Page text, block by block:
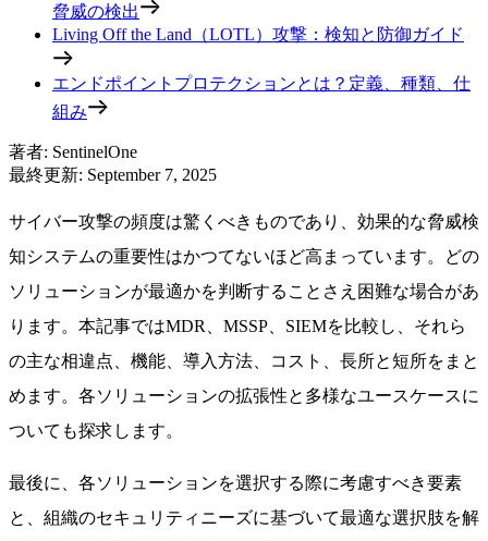
脅威の検出
Living Off the Land（LOTL）攻撃：検知と防御ガイド
エンドポイントプロテクションとは？定義、種類、仕
組み
著者: SentinelOne
最終更新: September 7, 2025
サイバー攻撃の頻度は驚くべきものであり、効果的な脅威検
知システムの重要性はかつてないほど高まっています。どの
ソリューションが最適かを判断することさえ困難な場合があ
ります。本記事ではMDR、MSSP、SIEMを比較し、それら
の主な相違点、機能、導入方法、コスト、長所と短所をまと
めます。各ソリューションの拡張性と多様なユースケースに
ついても探求します。
最後に、各ソリューションを選択する際に考慮すべき要素
と、組織のセキュリティニーズに基づいて最適な選択肢を解